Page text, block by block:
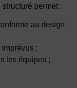
permet :
au design
;
les équipes ;